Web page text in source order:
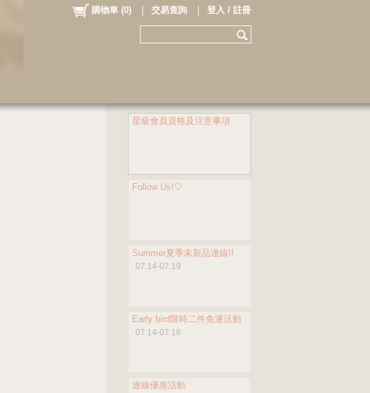
購物車 (0) 交易查詢 登入 / 註冊
星級會員資格及注意事項
Follow Us!🤍
Summer夏季末新品連線!!
07.14-07.19
Early bird限時二件免運活動
07.14-07.18
連線優惠活動